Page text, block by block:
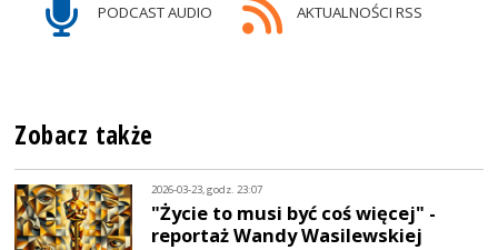
PODCAST AUDIO AKTUALNOŚCI RSS
Zobacz także
2026-03-23, godz. 23:07
"Życie to musi być coś więcej" -
reportaż Wandy Wasilewskiej